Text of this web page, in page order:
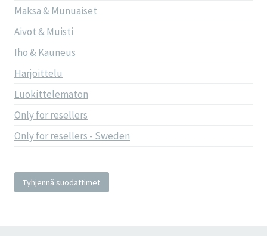
Maksa & Munuaiset
Aivot & Muisti
Iho & Kauneus
Harjoittelu
Luokittelematon
Only for resellers
Only for resellers - Sweden
Tyhjennä suodattimet